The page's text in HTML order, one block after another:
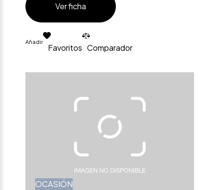
Ver ficha
Añadir
Favoritos Comparador
OCASIÓN